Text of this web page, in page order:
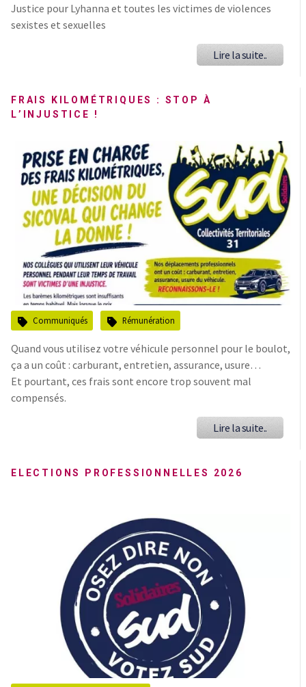
Justice pour Lyhanna et toutes les victimes de violences
sexistes et sexuelles
Lire la suite..
FRAIS KILOMÉTRIQUES : STOP À
L’INJUSTICE !
Communiqués Rémunération
Quand vous utilisez votre véhicule personnel pour le boulot,
ça a un coût : carburant, entretien, assurance, usure…
Et pourtant, ces frais sont encore trop souvent mal
compensés.
Lire la suite..
ELECTIONS PROFESSIONNELLES 2026